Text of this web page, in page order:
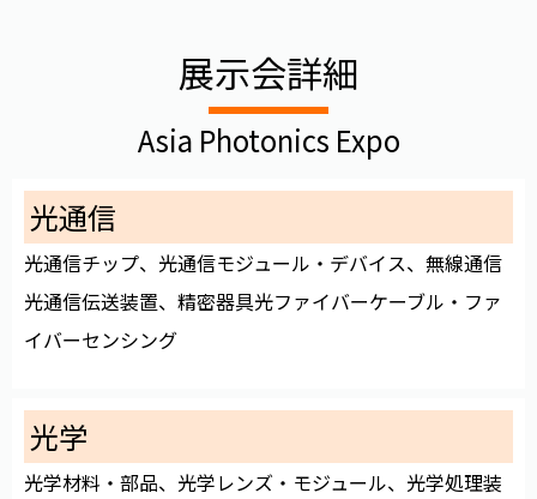
展示会詳細
Asia Photonics Expo
光通信
光通信チップ、光通信モジュール・デバイス、無線通信
光通信伝送装置、精密器具光ファイバーケーブル・ファ
イバーセンシング
光学
光学材料・部品、光学レンズ・モジュール、光学処理装